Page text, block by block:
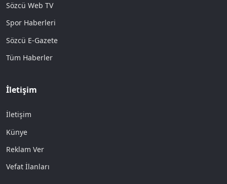
Sözcü Web TV
Spor Haberleri
Sözcü E-Gazete
Tüm Haberler
İletişim
İletişim
Künye
Reklam Ver
Vefat İlanları